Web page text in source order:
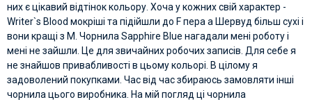
них є цікавий відтінок кольору. Хоча у кожних свій характер -
Writer`s Blood мокріші та підійшли до F пера а Шервуд більш сухі і
вони кращі з М. Чорнила Sapphire Blue нагадали мені роботу і
мені не зайшли. Це для звичайних робочих записів. Для себе я
не знайшов привабливості в цьому кольорі. В цілому я
задоволений покупками. Час від час збираюсь замовляти інші
чорнила цього виробника. На мій погляд ці чорнила